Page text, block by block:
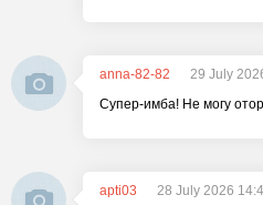
anna-82-82
29 July
Супер-имба! Не могу
apti03
28 July 2026